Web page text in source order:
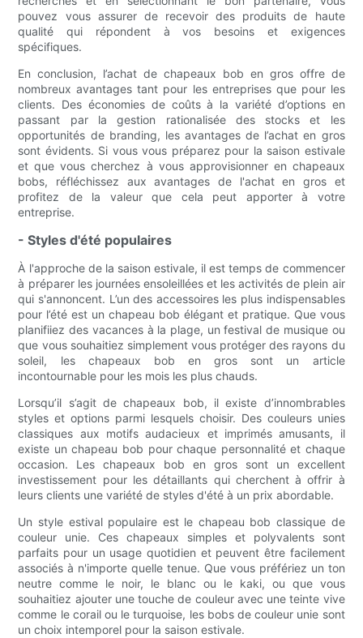
pouvez vous assurer de recevoir des produits de haute
qualité qui répondent à vos besoins et exigences
spécifiques.
En conclusion, l’achat de chapeaux bob en gros offre de
nombreux avantages tant pour les entreprises que pour les
clients. Des économies de coûts à la variété d’options en
passant par la gestion rationalisée des stocks et les
opportunités de branding, les avantages de l’achat en gros
sont évidents. Si vous vous préparez pour la saison estivale
et que vous cherchez à vous approvisionner en chapeaux
bobs, réfléchissez aux avantages de l'achat en gros et
profitez de la valeur que cela peut apporter à votre
entreprise.
- Styles d'été populaires
À l'approche de la saison estivale, il est temps de commencer
à préparer les journées ensoleillées et les activités de plein air
qui s'annoncent. L’un des accessoires les plus indispensables
pour l’été est un chapeau bob élégant et pratique. Que vous
planifiiez des vacances à la plage, un festival de musique ou
que vous souhaitiez simplement vous protéger des rayons du
soleil, les chapeaux bob en gros sont un article
incontournable pour les mois les plus chauds.
Lorsqu’il s’agit de chapeaux bob, il existe d’innombrables
styles et options parmi lesquels choisir. Des couleurs unies
classiques aux motifs audacieux et imprimés amusants, il
existe un chapeau bob pour chaque personnalité et chaque
occasion. Les chapeaux bob en gros sont un excellent
investissement pour les détaillants qui cherchent à offrir à
leurs clients une variété de styles d'été à un prix abordable.
Un style estival populaire est le chapeau bob classique de
couleur unie. Ces chapeaux simples et polyvalents sont
parfaits pour un usage quotidien et peuvent être facilement
associés à n'importe quelle tenue. Que vous préfériez un ton
neutre comme le noir, le blanc ou le kaki, ou que vous
souhaitiez ajouter une touche de couleur avec une teinte vive
comme le corail ou le turquoise, les bobs de couleur unie sont
un choix intemporel pour la saison estivale.